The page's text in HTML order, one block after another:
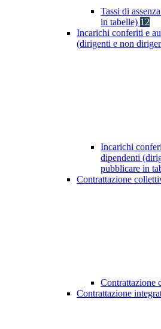
Tassi di
in tabelle) 12
Incarichi conferiti e
(dirigenti e non
Incarichi
dipendenti
pubblicare in
Contrattazione
Contrattazione
Contrattazione